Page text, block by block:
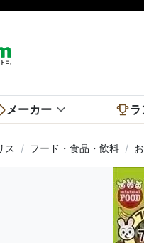
メーカー
ス フード・食品・飲料